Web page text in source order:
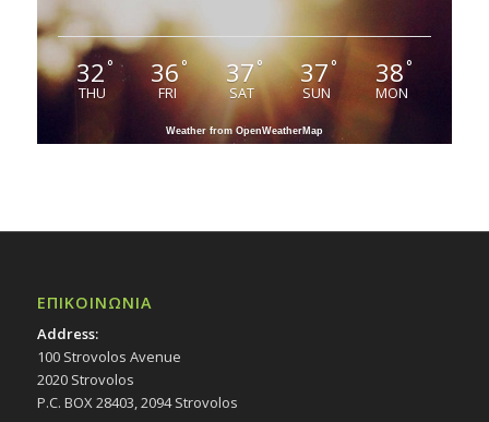
32°
THU
36°
FRI
37°
SAT
37°
SUN
38°
MON
Weather from OpenWeatherMap
ΕΠΙΚΟΙΝΩΝΙΑ
Address:
100 Strovolos Avenue
2020 Strovolos
P.C. BOX 28403, 2094 Strovolos